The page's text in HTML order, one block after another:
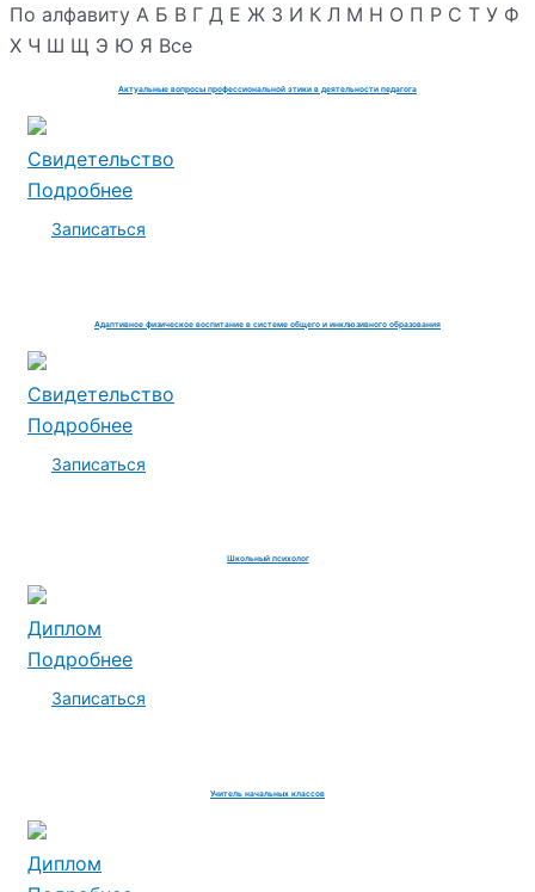
По алфавиту А Б В Г Д Е Ж З И К Л М Н О П Р С Т У Ф
Х Ч Ш Щ Э Ю Я Все
Актуальные вопросы профессиональной этики в деятельности педагога
Свидетельство
Подробнее
Записаться
Адаптивное физическое воспитание в системе общего и инклюзивного образования
Свидетельство
Подробнее
Записаться
Школьный психолог
Диплом
Подробнее
Записаться
Учитель начальных классов
Диплом